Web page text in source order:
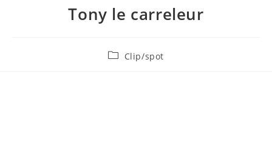
Tony le carreleur
Clip/spot